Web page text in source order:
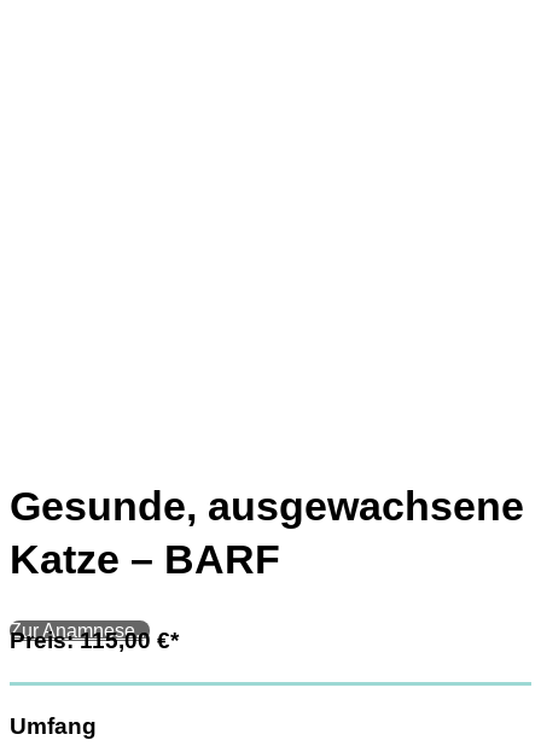
Gesunde, ausgewachsene
Katze – BARF
Zur Anamnese...
Preis: 115,00 €*
Umfang